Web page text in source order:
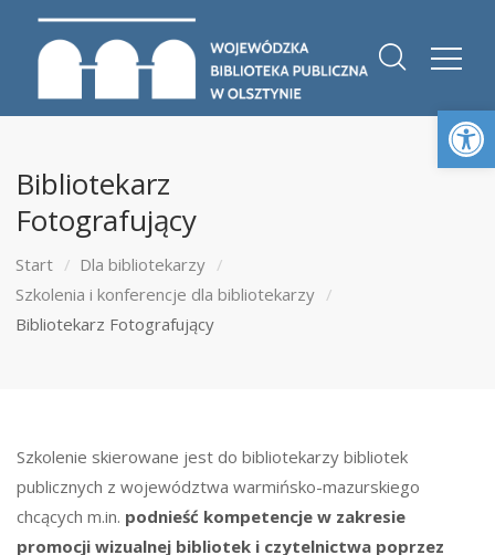
Bibliotekarz
Fotografujący
Start
Dla bibliotekarzy
Szkolenia i konferencje dla bibliotekarzy
Bibliotekarz Fotografujący
Szkolenie skierowane jest do bibliotekarzy bibliotek
publicznych z województwa warmińsko-mazurskiego
chcących m.in. podnieść kompetencje w zakresie
promocji wizualnej bibliotek i czytelnictwa poprzez